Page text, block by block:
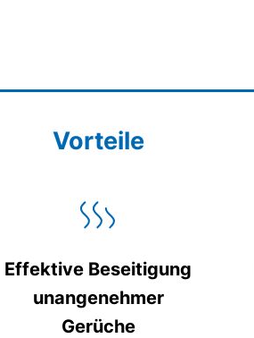
Vorteile
Effektive Beseitigung
unangenehmer
Gerüche